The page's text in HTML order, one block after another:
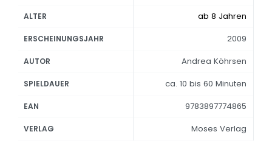
ALTER ab 8 Jahren
ERSCHEINUNGSJAHR 2009
AUTOR Andrea Köhrsen
SPIELDAUER ca. 10 bis 60 Minuten
EAN 9783897774865
VERLAG Moses Verlag